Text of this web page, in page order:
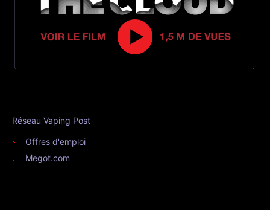
Réseau Vaping Post
Offres d'emploi
Megot.com